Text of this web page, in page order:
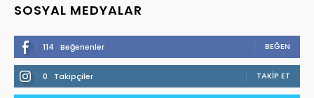
SOSYAL MEDYALAR
114 Beğenenler BEĞEN
0 Takipçiler TAKIP ET